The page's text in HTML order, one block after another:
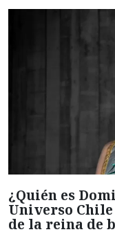
¿Quién es
Universo
de la reina de